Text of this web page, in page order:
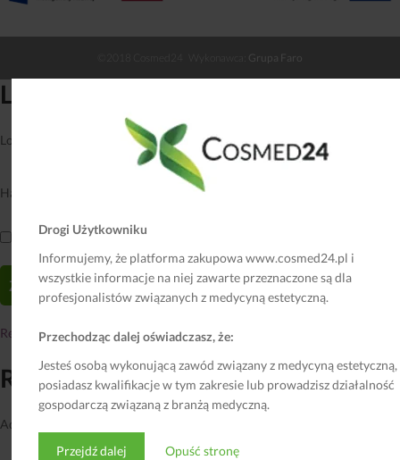
Drogi Użytkowniku
Informujemy, że platforma zakupowa www.cosmed24.pl i
wszystkie informacje na niej zawarte przeznaczone są dla
profesjonalistów związanych z medycyną estetyczną.
Przechodząc dalej oświadczasz, że:
Jesteś osobą wykonującą zawód związany z medycyną estetyczną,
posiadasz kwalifikacje w tym zakresie lub prowadzisz działalność
gospodarczą związaną z branżą medyczną.
Przejdź dalej Opuść stronę
Grupa Faro
Login
Login lub adres email
Hasło
Zapamiętaj mnie
Rejestracja|
Rejestracja
Adres email